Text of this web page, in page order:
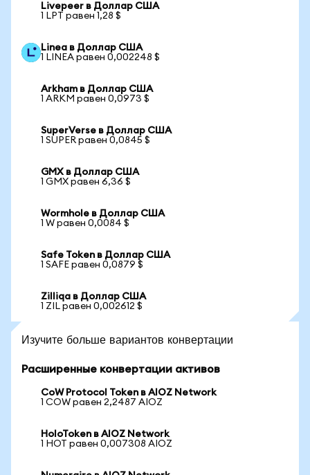
Livepeer в Доллар США
1 LPT равен 1,28 $
Linea в Доллар США
1 LINEA равен 0,002248 $
Arkham в Доллар США
1 ARKM равен 0,0973 $
SuperVerse в Доллар США
1 SUPER равен 0,0845 $
GMX в Доллар США
1 GMX равен 6,36 $
Wormhole в Доллар США
1 W равен 0,0084 $
Safe Token в Доллар США
1 SAFE равен 0,0879 $
Zilliqa в Доллар США
1 ZIL равен 0,002612 $
Изучите больше вариантов конвертации
Расширенные конвертации активов
CoW Protocol Token в AIOZ Network
1 COW равен 2,2487 AIOZ
HoloToken в AIOZ Network
1 HOT равен 0,007308 AIOZ